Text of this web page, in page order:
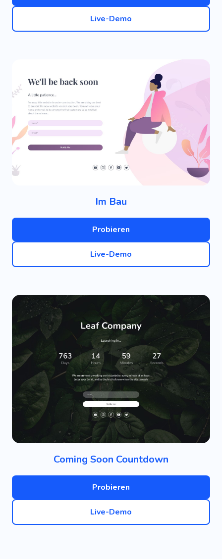
Live-Demo
Im Bau
Probieren
Live-Demo
Coming Soon Countdown
Probieren
Live-Demo